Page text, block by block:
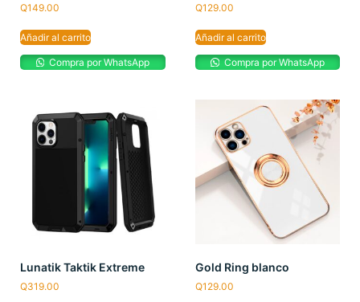
Q149.00
Añadir al carrito
Compra por WhatsApp
Q129.00
Añadir al carrito
Compra por WhatsApp
Lunatik Taktik Extreme
Q319.00
Gold Ring blanco
Q129.00